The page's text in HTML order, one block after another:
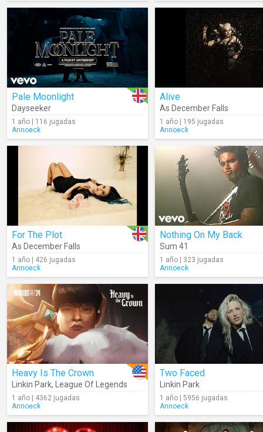
Pale Moonlight
Dayseeker
1 año | 116 jugadas
Annoeck
Alive
As December Falls
1 año | 195 jugadas
Annoeck
For The Plot
As December Falls
1 año | 426 jugadas
Annoeck
Nothing On My Back
Sum 41
1 año | 323 jugadas
Annoeck
Heavy Is The Crown
Linkin Park, League Of Legends
1 año | 4362 jugadas
Annoeck
Two Faced
Linkin Park
1 año | 5956 jugadas
Annoeck